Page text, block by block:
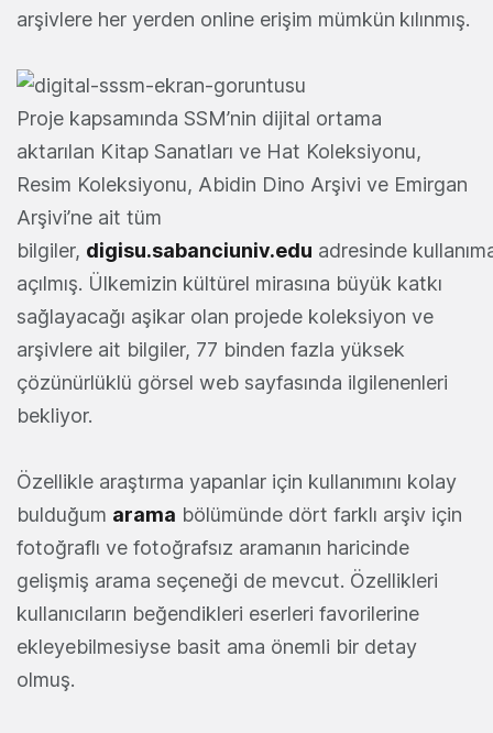
arşivlere her yerden online erişim mümkün kılınmış.
Proje kapsamında SSM’nin dijital ortama
aktarılan Kitap Sanatları ve Hat Koleksiyonu,
Resim Koleksiyonu, Abidin Dino Arşivi ve Emirgan
Arşivi’ne ait tüm
bilgiler, digisu.sabanciuniv.edu adresinde
açılmış. Ülkemizin kültürel mirasına büyük katkı
sağlayacağı aşikar olan projede koleksiyon ve
arşivlere ait bilgiler, 77 binden fazla yüksek
çözünürlüklü görsel web sayfasında ilgilenenleri
bekliyor.
Özellikle araştırma yapanlar için kullanımını kolay
bulduğum arama bölümünde dört farklı arşiv için
fotoğraflı ve fotoğrafsız aramanın haricinde
gelişmiş arama seçeneği de mevcut. Özellikleri
kullanıcıların beğendikleri eserleri favorilerine
ekleyebilmesiyse basit ama önemli bir detay
olmuş.